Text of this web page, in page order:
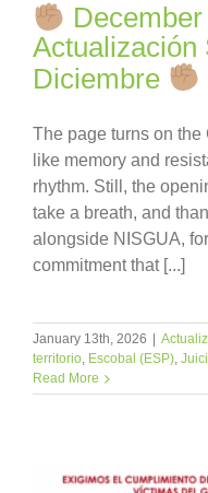
Actualización
Diciembre
The page turns on
like memory and
rhythm. Still, the
take a breath, and
alongside NISGUA,
commitment that [...]
January 13th, 2026 |
territorio Escobal (ESP)
Read More